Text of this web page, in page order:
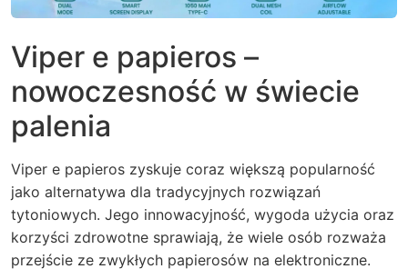
Viper e papieros –
nowoczesność w świecie
palenia
Viper e papieros zyskuje coraz większą popularność
jako alternatywa dla tradycyjnych rozwiązań
tytoniowych. Jego innowacyjność, wygoda użycia oraz
korzyści zdrowotne sprawiają, że wiele osób rozważa
przejście ze zwykłych papierosów na elektroniczne.